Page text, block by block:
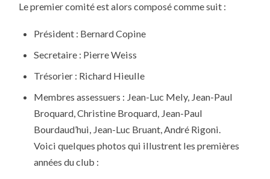
Le premier comité est alors composé comme suit :
Président : Bernard Copine
Secretaire : Pierre Weiss
Trésorier : Richard Hieulle
Membres assessuers : Jean-Luc Mely, Jean-Paul
Broquard, Christine Broquard, Jean-Paul
Bourdaud’hui, Jean-Luc Bruant, André Rigoni.
Voici quelques photos qui illustrent les premières
années du club :